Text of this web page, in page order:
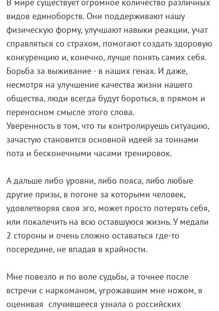
видов единоборств. Они поддерживают нашу
физическую форму, улучшают навыки реакции, учат
справляться со страхом, помогают создать здоровую
конкуренцию и, конечно, лучше понять самих себя.
Борьба за выживание - в наших генах. И даже,
несмотря на улучшение качества жизни нашего
общества, люди всегда будут бороться, в прямом и
переносном смысле этого слова.
Уверенность в том, что ты контролируешь ситуацию,
зачастую становится основной идеей за тоннами
пота и бесконечными часами тренировок.
А дальше либо уровни, либо пояса, либо любые
другие призы, в погоне за которыми человек,
удовлетворяя своя эго, может просто потерять себя,
или покалечить на всю оставшуюся жизнь. У медали
2 стороны и очень сложно оставаться где-то
посередине, не впадая в крайности.
Мне повезло и по воле судьбы, а точнее после
встречи с наркоманом, угрожавшим мне ножом, я
оценивая случившееся узнала о российских